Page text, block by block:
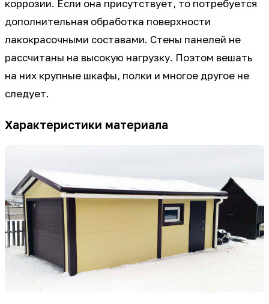
коррозии. Если она присутствует, то потребуется
дополнительная обработка поверхности
лакокрасочными составами. Стены панелей не
рассчитаны на высокую нагрузку. Поэтом вешать
на них крупные шкафы, полки и многое другое не
следует.
Характеристики материала